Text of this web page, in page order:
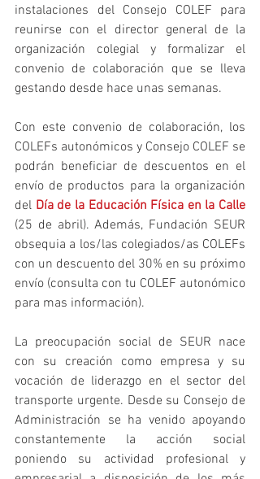
instalaciones del Consejo COLEF para
reunirse con el director general de la
organización colegial y formalizar el
convenio de colaboración que se lleva
gestando desde hace unas semanas.
Con este convenio de colaboración, los
COLEFs autonómicos y Consejo COLEF se
podrán beneficiar de descuentos en el
envío de productos para la organización
del Día de la Educación Física en la Calle
(25 de abril). Además, Fundación SEUR
obsequia a los/las colegiados/as COLEFs
con un descuento del 30% en su próximo
envío (consulta con tu COLEF autonómico
para mas información).
La preocupación social de SEUR nace
con su creación como empresa y su
vocación de liderazgo en el sector del
transporte urgente. Desde su Consejo de
Administración se ha venido apoyando
constantemente la acción social
poniendo su actividad profesional y